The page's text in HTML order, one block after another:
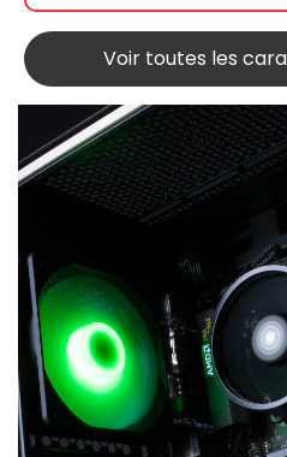
Voir toutes les